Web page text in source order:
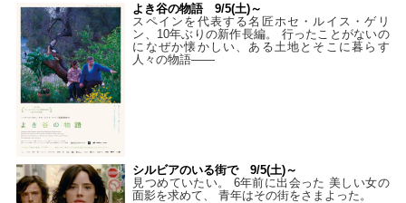
よき谷の物語 9/5(土)～
スペインを代表する名匠ホセ・ルイス・ゲリ
ン、10年ぶりの新作長編。 行ったことがないの
になぜか懐かしい、ある土地とそこに暮らす
人々の物語――
シルビアのいる街で 9/5(土)～
見つめていたい。 6年前に出会った 美しい女の
面影を求めて、 青年はその街をさまよった。